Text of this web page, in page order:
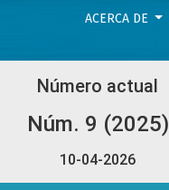
ACERCA DE
Número actual
Núm. 9 (2025)
10-04-2026